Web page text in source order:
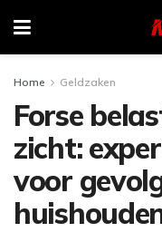
Home Geldzaken
Forse
zicht:
voor